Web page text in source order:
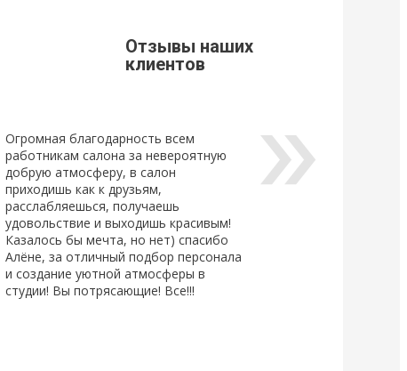
Отзывы наших
клиентов
Огромная благодарность всем
работникам салона за невероятную
добрую атмосферу, в салон
приходишь как к друзьям,
расслабляешься, получаешь
удовольствие и выходишь красивым!
Казалось бы мечта, но нет) спасибо
Алёне, за отличный подбор персонала
и создание уютной атмосферы в
студии! Вы потрясающие! Все!!!